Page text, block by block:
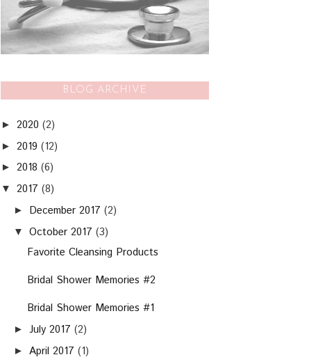
BLOG ARCHIVE
► 2020 (2)
► 2019 (12)
► 2018 (6)
▼ 2017 (8)
► December 2017 (2)
▼ October 2017 (3)
Favorite Cleansing Products
Bridal Shower Memories #2
Bridal Shower Memories #1
► July 2017 (2)
► April 2017 (1)